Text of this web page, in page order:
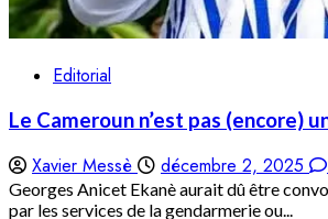
Editorial
Le Cameroun n’est pas (encore)
Xavier Messè décembre 2, 2025
Georges Anicet Ekanè aurait dû être
par les services de la gendarmerie ou...